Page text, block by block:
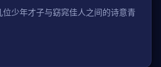
少年才子与窈窕佳人之间的诗意青